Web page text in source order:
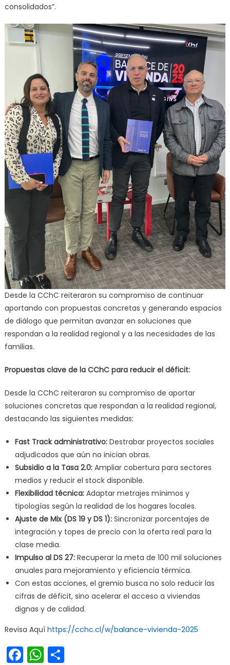
consolidados”.
Desde la CChC reiteraron su compromiso de continuar
aportando con propuestas concretas y generando espacios
de diálogo que permitan avanzar en soluciones que
respondan a la realidad regional y a las necesidades de las
familias.
Propuestas clave de la CChC para reducir el déficit:
Desde la CChC reiteraron su compromiso de aportar
soluciones concretas que respondan a la realidad regional,
destacando las siguientes medidas:
Fast Track administrativo:Destrabar proyectos sociales
adjudicados que aún no inician obras.
Subsidio a la Tasa 2.0:Ampliar cobertura para sectores
medios y reducir el stock disponible.
Flexibilidad técnica:Adaptar metrajes mínimos y
tipologías según la realidad de los hogares locales.
Ajuste de Mix (DS 19 y DS 1):Sincronizar porcentajes de
integración y topes de precio con la oferta real para la
clase media.
Impulso al DS 27:Recuperar la meta de 100 mil soluciones
anuales para mejoramiento y eficiencia térmica.
Con estas acciones, el gremio busca no solo reducir las
cifras de déficit, sino acelerar el acceso a viviendas
dignas y de calidad.
Revisa Aquí https://cchc.cl/w/balance-vivienda-2025
Facebook
WhatsApp
Share